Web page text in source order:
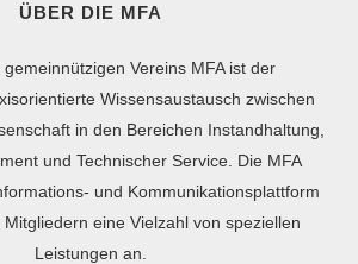
ÜBER DIE MFA
Vereins MFA ist der
Wissensaustausch zwischen
in den Bereichen Instandhaltung,
und Technischer Service. Die MFA
und Kommunikationsplattform
eine Vielzahl von speziellen
Leistungen an.